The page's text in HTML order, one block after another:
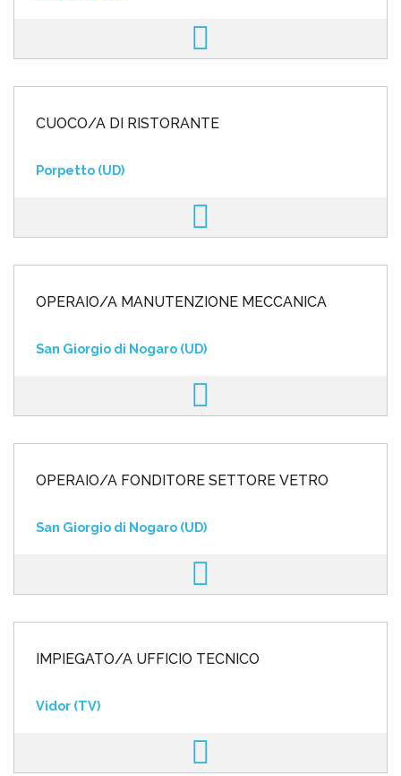
CUOCO/A DI RISTORANTE
Porpetto (UD)
OPERAIO/A MANUTENZIONE MECCANICA
San Giorgio di Nogaro (UD)
OPERAIO/A FONDITORE SETTORE VETRO
San Giorgio di Nogaro (UD)
IMPIEGATO/A UFFICIO TECNICO
Vidor (TV)